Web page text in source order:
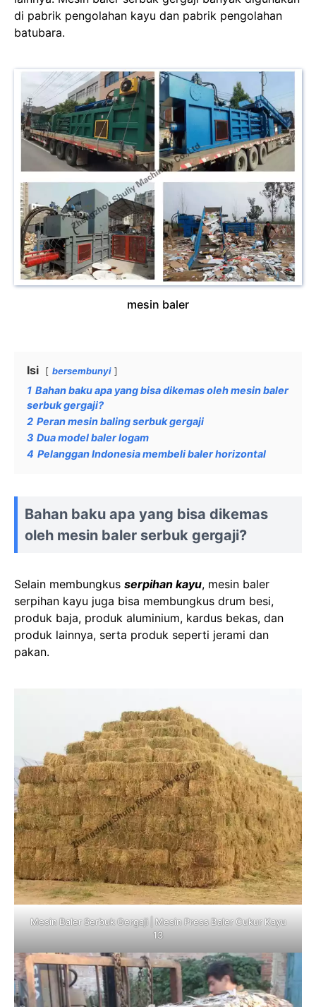
di pabrik pengolahan kayu dan pabrik pengolahan
batubara.
mesin baler
Isi bersembunyi
1 Bahan baku apa yang bisa dikemas oleh mesin baler
serbuk gergaji?
2 Peran mesin baling serbuk gergaji
3 Dua model baler logam
4 Pelanggan Indonesia membeli baler horizontal
Bahan baku apa yang bisa dikemas
oleh mesin baler serbuk gergaji?
Selain membungkus serpihan kayu, mesin baler
serpihan kayu juga bisa membungkus drum besi,
produk baja, produk aluminium, kardus bekas, dan
produk lainnya, serta produk seperti jerami dan
pakan.
Mesin Baler Serbuk Gergaji | Mesin Press Baler Cukur Kayu
13